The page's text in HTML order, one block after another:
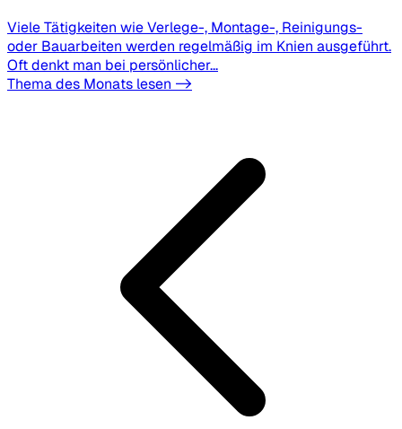
Viele Tätigkeiten wie Verlege-, Montage-, Reinigungs-
oder Bauarbeiten werden regelmäßig im Knien ausgeführt.
Oft denkt man bei persönlicher...
Thema des Monats lesen ->